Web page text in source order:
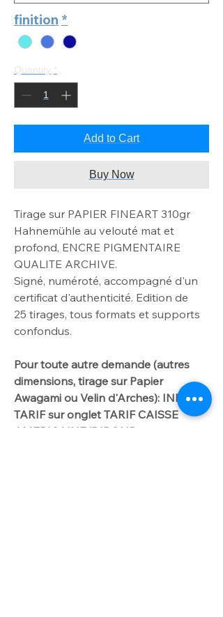
finition *
Add to Cart
Buy Now
Tirage sur PAPIER FINEART 310gr
Hahnemühle au velouté mat et
profond, ENCRE PIGMENTAIRE
QUALITE ARCHIVE.
Signé, numéroté, accompagné d'un
certificat d'authenticité. Edition de
25 tirages, tous formats et supports
confondus.
Pour toute autre demande (autres
dimensions, tirage sur Papier
Awagami ou Velin d'Arches): INFO
TARIF sur onglet TARIF CAISSE
AMERICAINE/DIBOND.